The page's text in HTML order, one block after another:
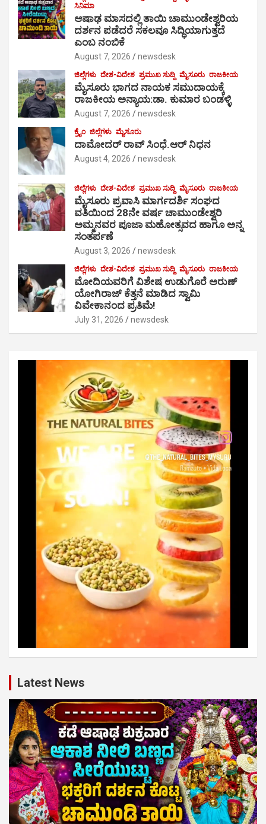
ಸಿನಿಮಾ
ಆಷಾಢ ಮಾಸದಲ್ಲಿ ತಾಯಿ ಚಾಮುಂಡೇಶ್ವರಿಯ
ದರ್ಶನ ಪಡೆದರೆ ಸಕಲವೂ ಸಿದ್ಧಿಯಾಗುತ್ತದೆ
ಎಂಬ ನಂಬಿಕೆ
August 7, 2026 newsdesk
ಜಿಲ್ಲೆಗಳು ದೇಶ-ವಿದೇಶ ಪ್ರಮುಖ ಸುದ್ದಿ ಮೈಸೂರು ರಾಜಕೀಯ
ಮೈಸೂರು ಭಾಗದ ನಾಯಕ ಸಮುದಾಯಕ್ಕೆ
ರಾಜಕೀಯ ಅನ್ಯಾಯ:ಡಾ. ಕುಮಾರ ಬಂಡಳ್ಳಿ
August 7, 2026 newsdesk
ಕ್ರೈಂ ಜಿಲ್ಲೆಗಳು ಮೈಸೂರು
ದಾಮೋದರ್ ರಾವ್ ಸಿಂಧೆ.ಆರ್ ನಿಧನ
August 4, 2026 newsdesk
ಜಿಲ್ಲೆಗಳು ದೇಶ-ವಿದೇಶ ಪ್ರಮುಖ ಸುದ್ದಿ ಮೈಸೂರು ರಾಜಕೀಯ
ಮೈಸೂರು ಪ್ರವಾಸಿ ಮಾರ್ಗದರ್ಶಿ ಸಂಘದ
ವತಿಯಿಂದ 28ನೇ ವರ್ಷ ಚಾಮುಂಡೇಶ್ವರಿ
ಅಮ್ಮನವರ ಪೂಜಾ ಮಹೋತ್ಸವದ ಹಾಗೂ ಅನ್ನ
ಸಂತರ್ಪಣೆ
August 3, 2026 newsdesk
ಜಿಲ್ಲೆಗಳು ದೇಶ-ವಿದೇಶ ಪ್ರಮುಖ ಸುದ್ದಿ ಮೈಸೂರು ರಾಜಕೀಯ
ಮೋದಿಯವರಿಗೆ ವಿಶೇಷ ಉಡುಗೊರೆ ಅರುಣ್
ಯೋಗಿರಾಜ್ ಕೆತ್ತನೆ ಮಾಡಿದ ಸ್ವಾಮಿ
ವಿವೇಕಾನಂದ ಪ್ರತಿಮೆ!
July 31, 2026 newsdesk
Latest News